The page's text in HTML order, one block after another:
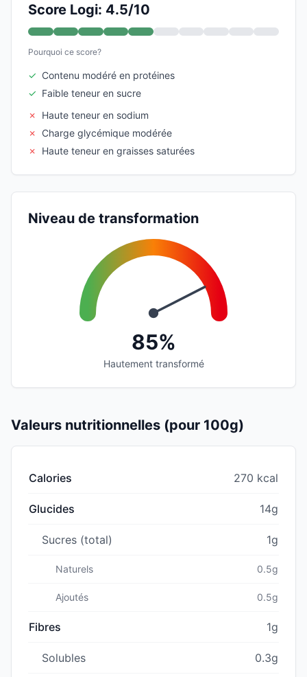
Score Logi: 4.5/10
Pourquoi ce score?
✓ Contenu modéré en protéines
✓ Faible teneur en sucre
✗
Haute teneur en sodium
✗
Charge glycémique modérée
✗
Haute teneur en graisses saturées
Niveau de transformation
85%
Hautement transformé
Valeurs nutritionnelles (pour 100g)
Calories 270 kcal
Glucides 14g
Sucres (total) 1g
Naturels 0.5g
Ajoutés 0.5g
Fibres 1g
Solubles 0.3g